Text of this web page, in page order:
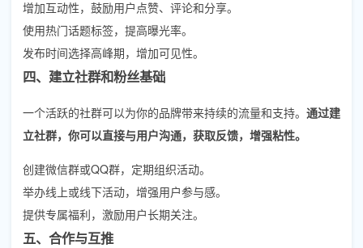
增加互动性，鼓励用户点赞、评论和分享。
使用热门话题标签，提高曝光率。
发布时间选择高峰期，增加可见性。
四、建立社群和粉丝基础
一个活跃的社群可以为你的品牌带来持续的流量和支持。 通过建
立社群，你可以直接与用户沟通，获取反馈，增强粘性。
创建微信群或QQ群，定期组织活动。
举办线上或线下活动，增强用户参与感。
提供专属福利，激励用户长期关注。
五、合作与互推